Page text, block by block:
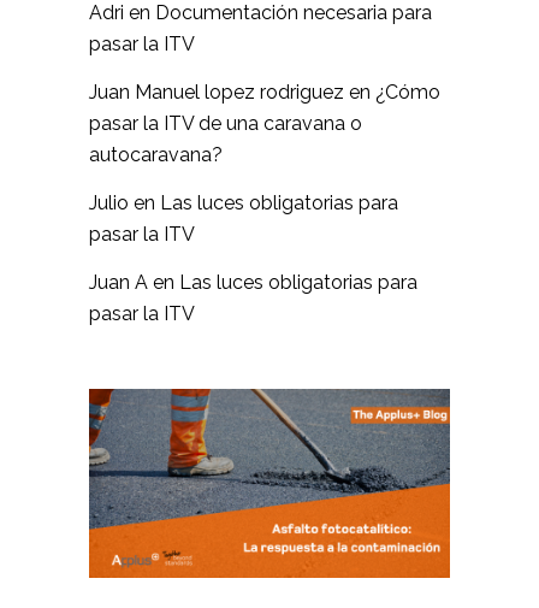
Adri en Documentación necesaria para
pasar la ITV
Juan Manuel lopez rodriguez en ¿Cómo
pasar la ITV de una caravana o
autocaravana?
Julio en Las luces obligatorias para
pasar la ITV
Juan A en Las luces obligatorias para
pasar la ITV